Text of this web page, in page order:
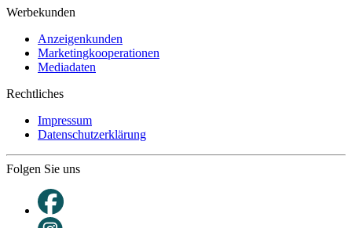
Werbekunden
Anzeigenkunden
Marketingkooperationen
Mediadaten
Rechtliches
Impressum
Datenschutzerklärung
Folgen Sie uns